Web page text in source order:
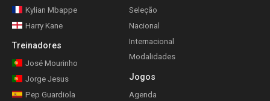
Kylian Mbappe
Harry Kane
Treinadores
José Mourinho
Jorge Jesus
Pep Guardiola
Seleção
Nacional
Internacional
Modalidades
Jogos
Agenda